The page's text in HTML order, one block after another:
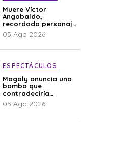
Muere Víctor
Angobaldo,
recordado personaje
de la farándula y
expareja de Shirley
05 Ago 2026
ESPECTÁCULOS
Magaly anuncia una
bomba que
contradeciría
comunicado de La
Bella Luz: “Hay un
05 Ago 2026